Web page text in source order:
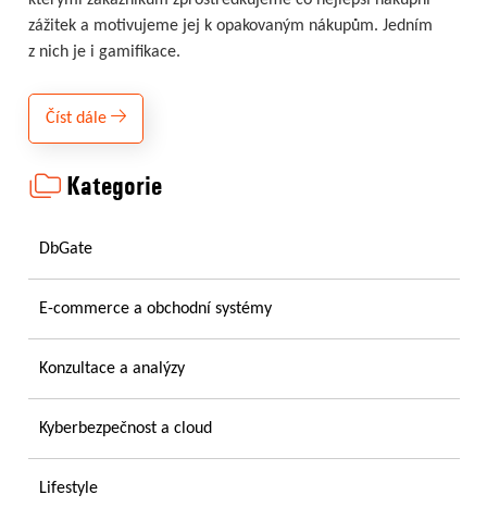
zážitek a motivujeme jej k opakovaným nákupům. Jedním
z nich je i gamifikace.
Číst dále
Kategorie
DbGate
E-commerce a obchodní systémy
Konzultace a analýzy
Kyberbezpečnost a cloud
Lifestyle